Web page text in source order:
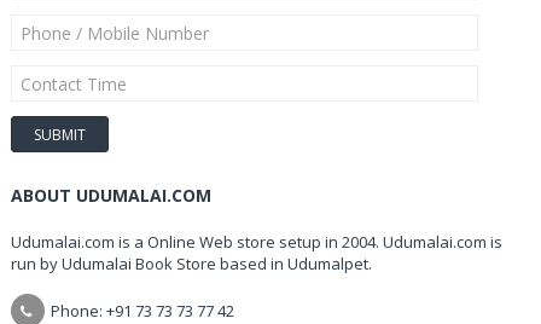
ABOUT UDUMALAI.COM
Udumalai.com is a Online Web store setup in 2004. Udumalai.com is
run by Udumalai Book Store based in Udumalpet.
Phone: +91 73 73 73 77 42